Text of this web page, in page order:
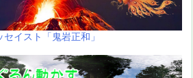
イスト「鬼岩正和」